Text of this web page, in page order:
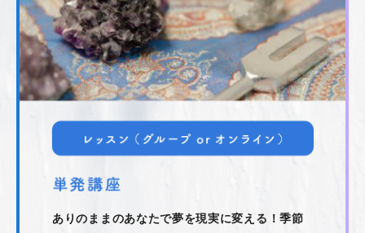
ありのままのあなたで夢を現実に変える！季節